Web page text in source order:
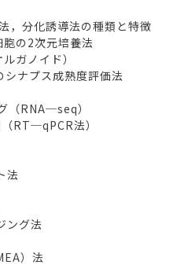
分化誘導法の種類と特徴
の2次元培養法
ガノイド）
ナプス成熟度評価法
RNA─seq）
法）
法
グ法
）法